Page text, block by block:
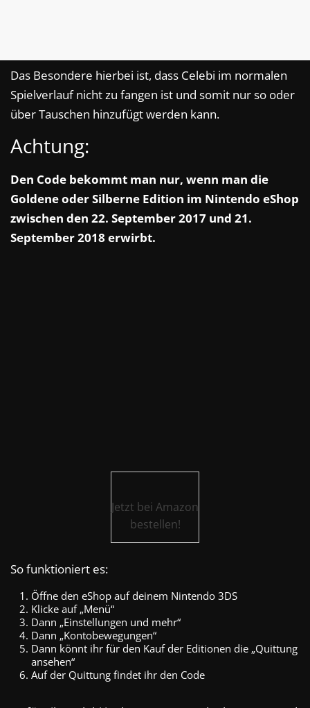
Das Besondere hierbei ist, dass Celebi im normalen
Spielverlauf nicht zu fangen ist und somit nur so oder
über Tauschen hinzufügt werden kann.
Achtung:
Den Code bekommt man nur, wenn man die
Goldene oder Silberne Edition im Nintendo eShop
zwischen den 22. September 2017 und 21.
September 2018 erwirbt.
Jetzt bei Amazon
bestellen!
So funktioniert es:
Öffne den eShop auf deinem Nintendo 3DS
Klicke auf „Menü“
Dann „Einstellungen und mehr“
Dann „Kontobewegungen“
Dann könnt ihr für den Kauf der Editionen die „Quittung
ansehen“
Auf der Quittung findet ihr den Code